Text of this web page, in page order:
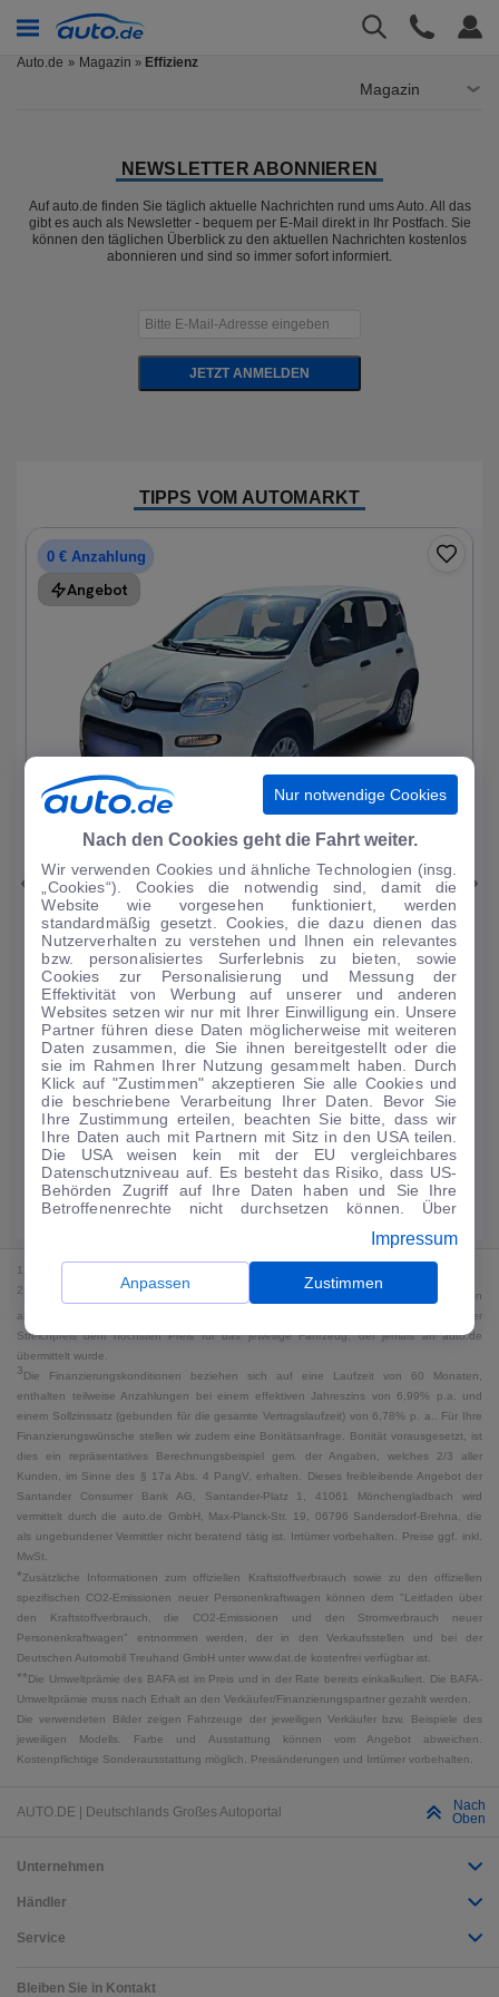
Auto.de Magazin » Effizienz
Magazin
NEWSLETTER ABONNIEREN
Auf auto.de finden Sie täglich aktuelle Nachrichten rund ums Auto. All das
gibt es auch als Newsletter - bequem per E-Mail direkt in Ihr Postfach. Sie
können den täglichen Überblick zu den aktuellen Nachrichten kostenlos
abonnieren und sind so immer sofort informiert.
JETZT ANMELDEN
TIPPS VOM AUTOMARKT
0 € Anzahlung
Angebot
|15
Fiat Panda
1.0 Mild Hybrid Base neuwertig
1.214 km·05/2024· ·Benzin·Manuell
Finanzierung Kaufen
122€/mtl.
Guter Preis4
0 € Anzahlung ·60 Monate ·Finanzierungs-Details
Angebot anfragen Rate anpassen
Kraftstoffverbrauch komb. 6,3 l/100 km · CO₂-Emissionen komb. 145 g/km
· CO₂-Klasse E · WLTP*
1
2 Bei dem Streichpreis handelt es sich für Neufahrzeuge und junge Gebrauchte um den
an auto.de übermittelten Listenpreis. Für alle anderen Fahrzeuge entspricht der
Streichpreis dem höchsten Preis für das jeweilige Fahrzeug, der jemals an auto.de
übermittelt wurde.
3Die Finanzierungskonditionen beziehen sich auf eine Laufzeit von 60 Monaten,
enthalten teilweise Anzahlungen bei einem effektiven Jahreszins von 6,99% p.a. und
einem Sollzinssatz (gebunden für die gesamte Vertragslaufzeit) von 6,78% p. a.. Für Ihre
Finanzierungswünsche stellen wir zudem eine Bonitätsanfrage. Bonität vorausgesetzt, ist
dies ein repräsentatives Berechnungsbeispiel gem. der Angaben, welches 2/3 aller
Kunden, im Sinne des § 17a Abs. 4 PangV, erhalten. Dieses freibleibende Angebot der
Santander Consumer Bank AG, Santander-Platz 1, 41061 Mönchengladbach wird
vermittelt durch die auto.de GmbH, Max-Planck-Str. 19, 06796 Sandersdorf-Brehna, die
als ungebundener Vermittler nicht beratend tätig ist. Irrtümer vorbehalten. Preise ggf. inkl.
MwSt.
*Zusätzliche Informationen zum offiziellen Kraftstoffverbrauch sowie zu den offiziellen
spezifischen CO2-Emissionen neuer Personenkraftwagen können dem "Leitfaden über
den Kraftstoffverbrauch, die CO2-Emissionen und den Stromverbrauch neuer
Personenkraftwagen" entnommen werden, der in den Verkaufsstellen und bei der
Deutschen Automobil Treuhand GmbH unter www.dat.de kostenfrei verfügbar ist.
**Die Umweltprämie des BAFA ist im Preis und in der Rate bereits einkalkuliert. Die BAFA-
Umweltprämie muss nach Erhalt an den Verkäufer/Finanzierungspartner gezahlt werden.
Die verwendeten Bilder zeigen Fahrzeuge der jeweiligen Verkäufer bzw. Beispiele des
jeweiligen Modells. Farbe und Ausstattung können vom Angebot abweichen.
Kostenpflichtige Sonderausstattung möglich. Preisänderungen und Irrtümer vorbehalten.
AUTO.DE | Deutschlands Großes Autoportal
Nach
Oben
Unternehmen
Händler
Service
Bleiben Sie in Kontakt
Nur notwendige Cookies
Nach den Cookies geht die Fahrt weiter.
Wir verwenden Cookies und ähnliche Technologien (insg.
„Cookies“). Cookies die notwendig sind, damit die
Website wie vorgesehen funktioniert, werden
standardmäßig gesetzt. Cookies, die dazu dienen das
Nutzerverhalten zu verstehen und Ihnen ein relevantes
bzw. personalisiertes Surferlebnis zu bieten, sowie
Cookies zur Personalisierung und Messung der
Effektivität von Werbung auf unserer und anderen
Websites setzen wir nur mit Ihrer Einwilligung ein. Unsere
Partner führen diese Daten möglicherweise mit weiteren
Daten zusammen, die Sie ihnen bereitgestellt oder die
sie im Rahmen Ihrer Nutzung gesammelt haben. Durch
Klick auf "Zustimmen" akzeptieren Sie alle Cookies und
die beschriebene Verarbeitung Ihrer Daten. Bevor Sie
Ihre Zustimmung erteilen, beachten Sie bitte, dass wir
Ihre Daten auch mit Partnern mit Sitz in den USA teilen.
Die USA weisen kein mit der EU vergleichbares
Datenschutzniveau auf. Es besteht das Risiko, dass US-
Behörden Zugriff auf Ihre Daten haben und Sie Ihre
Betroffenenrechte nicht durchsetzen können. Über
anpassen. Dies ist auch später jederzeit im Bereich
Cookie-Richtliniemöglich. Weitere Informationen finden
Sie in unsererDatenschutzerklärung .
Impressum
Anpassen Zustimmen